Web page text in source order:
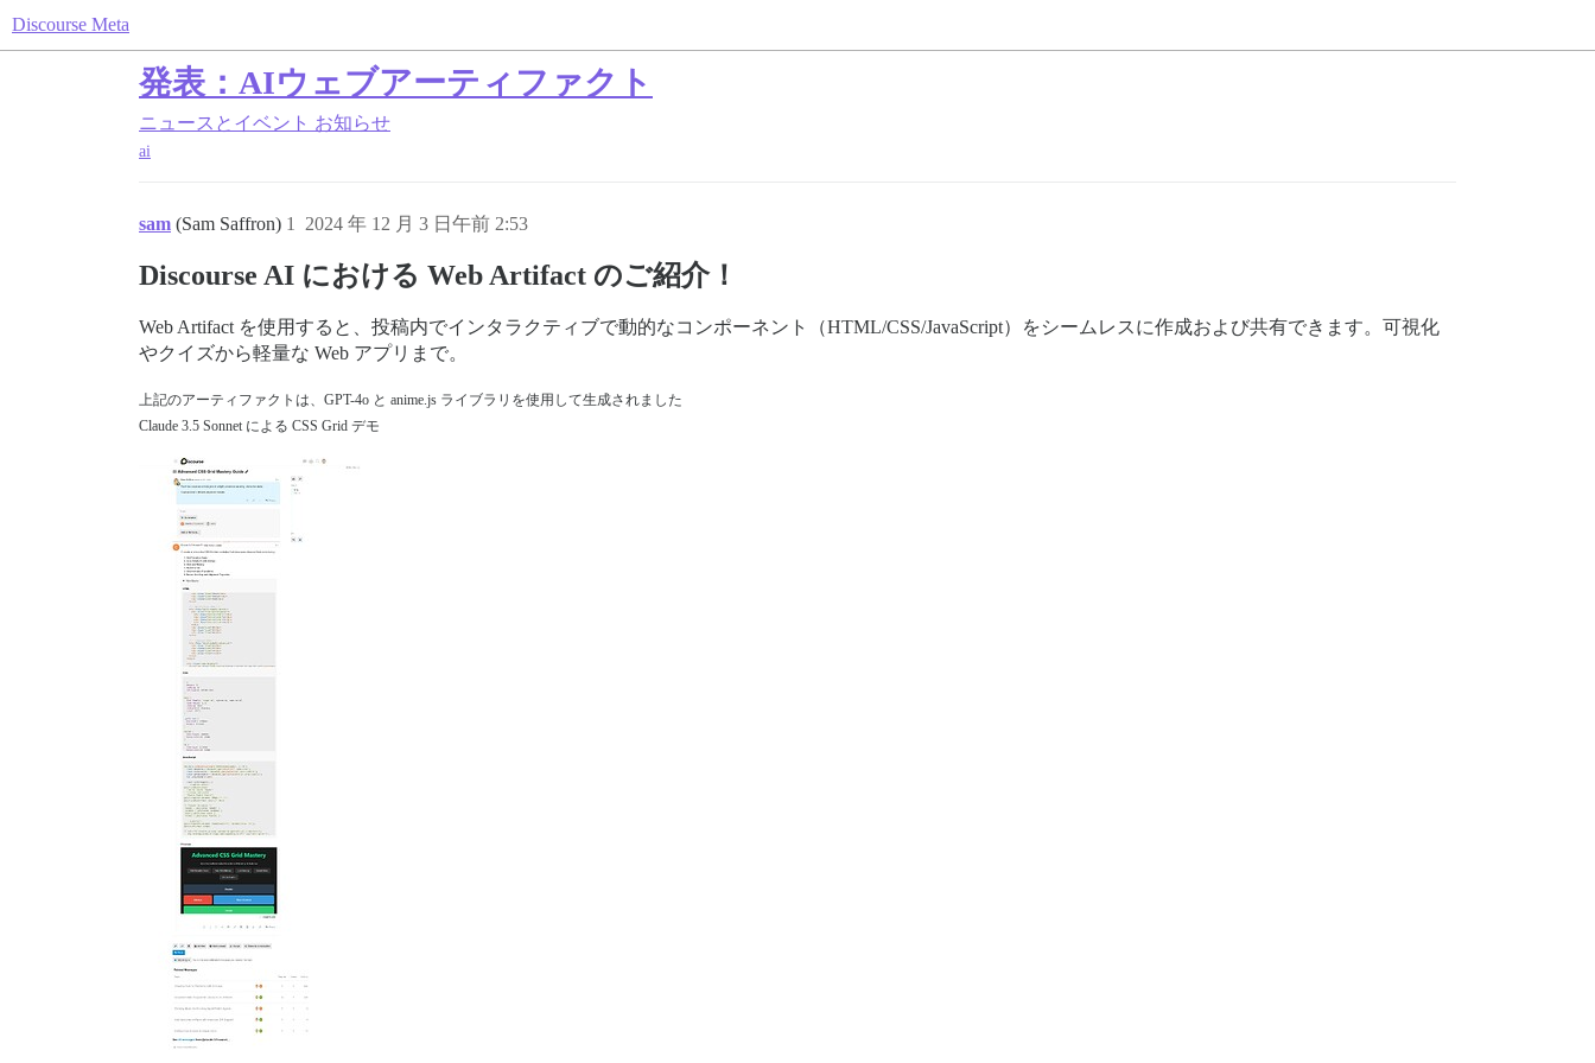
Discourse Meta
発表：AIウェブアーティファクト
ニュースとイベント お知らせ
ai
sam (Sam Saffron) 2024 年 12 月 3 日午前 2:53
1
Discourse AI における Web Artifact のご紹介！
Web Artifact を使用すると、投稿内でインタラクティブで動的なコンポーネント（HTML/CSS/JavaScript）をシームレスに作成および共有できます。可視化
やクイズから軽量な Web アプリまで。
上記のアーティファクトは、GPT-4o と anime.js ライブラリを使用して生成されました
Claude 3.5 Sonnet による CSS Grid デモ